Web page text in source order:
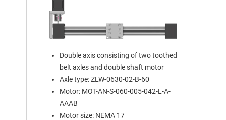
Double axis consisting of two toothed
belt axles and double shaft motor
Axle type: ZLW-0630-02-B-60
Motor: MOT-AN-S-060-005-042-L-A-
AAAB
Motor size: NEMA 17